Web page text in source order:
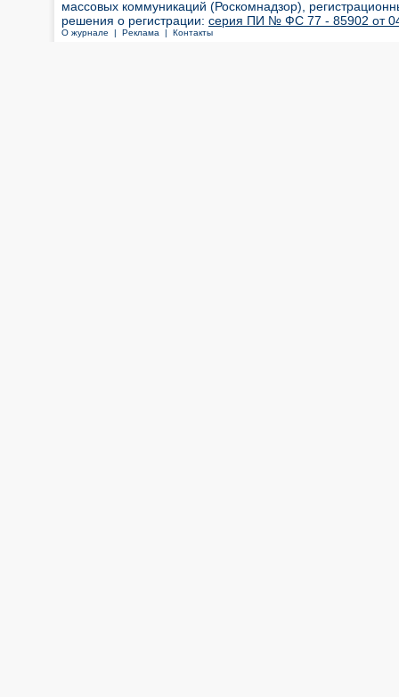
массовых коммуникаций (Роскомнадзор),
решения о регистрации: серия ПИ № ФС 77 - 85902 от 04
О журнале | Реклама | Контакты